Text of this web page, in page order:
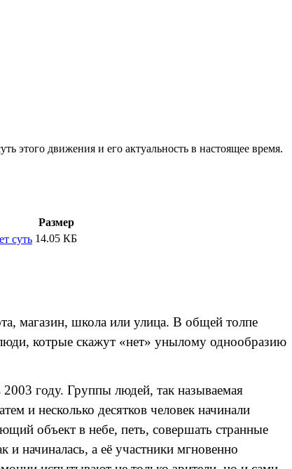
этого движения и его актуальность в настоящее время.
Размер
суть 14.05 КБ
магазин, школа или улица. В общей толпе
котрые скажут «нет» унылому однообразию
году. Группы людей, так называемая
и несколько десятков человек начинали
объект в небе, петь, совершать странные
начиналась, а её участники мгновенно